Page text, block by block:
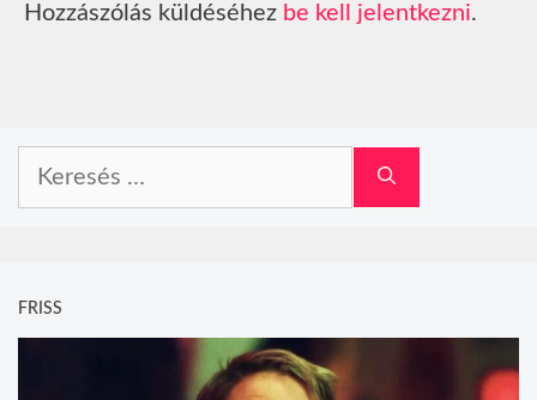
Hozzászólás küldéséhez be kell jelentkezni.
FRISS